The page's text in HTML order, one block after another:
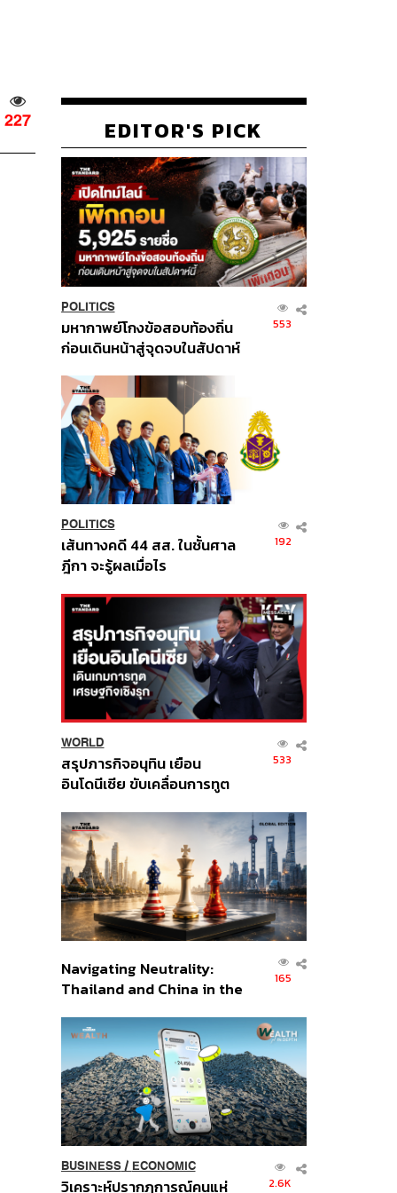
227 EDITOR'S PICK
POLITICS
มหากาพย์โกงข้อสอบท้องถิ่น
ก่อนเดินหน้าสู่จุดจบในสัปดาห์
553
POLITICS
เส้นทางคดี 44 สส. ในชั้นศาล
ฎีกา จะรู้ผลเมื่อไร
192
WORLD
สรุปภารกิจอนุทิน เยือน
อินโดนีเซีย ขับเคลื่อนการทูต
ส่วนยุทธศาสตร์ไทย –
อินโดนีเซีย
533
Navigating Neutrality:
Thailand and China in the
Order
165
BUSINESS/ ECONOMIC
วิเคราะห์ปรากฏการณ์คนแห่ 2.6K